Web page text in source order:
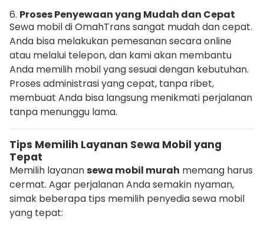
6. Proses Penyewaan yang Mudah dan Cepat
Sewa mobil di OmahTrans sangat mudah dan cepat.
Anda bisa melakukan pemesanan secara online
atau melalui telepon, dan kami akan membantu
Anda memilih mobil yang sesuai dengan kebutuhan.
Proses administrasi yang cepat, tanpa ribet,
membuat Anda bisa langsung menikmati perjalanan
tanpa menunggu lama.
Tips Memilih Layanan Sewa Mobil yang
Tepat
Memilih layanansewa mobil murah memang harus
cermat. Agar perjalanan Anda semakin nyaman,
simak beberapa tips memilih penyedia sewa mobil
yang tepat: